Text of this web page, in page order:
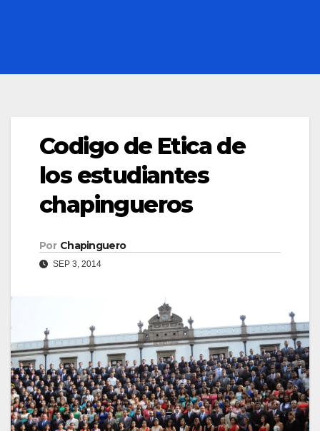
Codigo de Etica de
los estudiantes
chapingueros
Por Chapinguero
SEP 3, 2014